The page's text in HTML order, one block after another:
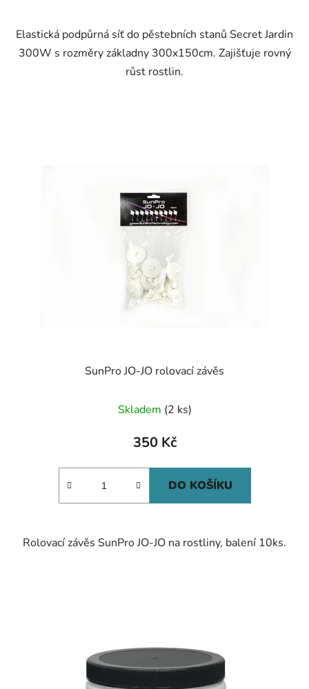
Elastická podpůrná síť do pěstebních stanů Secret Jardin
300W s rozměry základny 300x150cm. Zajišťuje rovný
růst rostlin.
SunPro JO-JO rolovací závěs
Skladem (2 ks)
350 Kč
DO KOŠÍKU
Rolovací závěs SunPro JO-JO na rostliny, balení 10ks.